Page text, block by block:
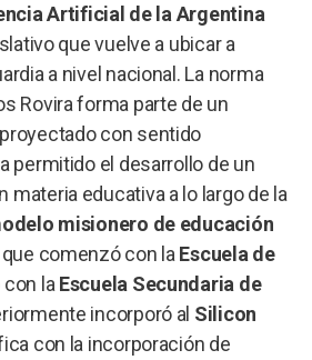
Artificial de la Argentina
que vuelve a ubicar a
a nivel nacional. La norma
Rovira forma parte de un
con sentido
permitido el desarrollo de un
materia educativa a lo largo de la
misionero de educación
comenzó con la Escuela de
la Escuela Secundaria de
incorporó al Silicon
con la incorporación de